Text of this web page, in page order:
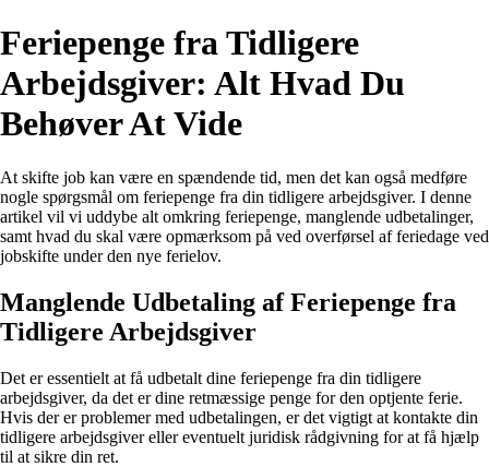
Feriepenge fra Tidligere
Arbejdsgiver: Alt Hvad Du
Behøver At Vide
At skifte job kan være en spændende tid, men det kan også medføre
nogle spørgsmål om feriepenge fra din tidligere arbejdsgiver. I denne
artikel vil vi uddybe alt omkring feriepenge, manglende udbetalinger,
samt hvad du skal være opmærksom på ved overførsel af feriedage ved
jobskifte under den nye ferielov.
Manglende Udbetaling af Feriepenge fra
Tidligere Arbejdsgiver
Det er essentielt at få udbetalt dine feriepenge fra din tidligere
arbejdsgiver, da det er dine retmæssige penge for den optjente ferie.
Hvis der er problemer med udbetalingen, er det vigtigt at kontakte din
tidligere arbejdsgiver eller eventuelt juridisk rådgivning for at få hjælp
til at sikre din ret.